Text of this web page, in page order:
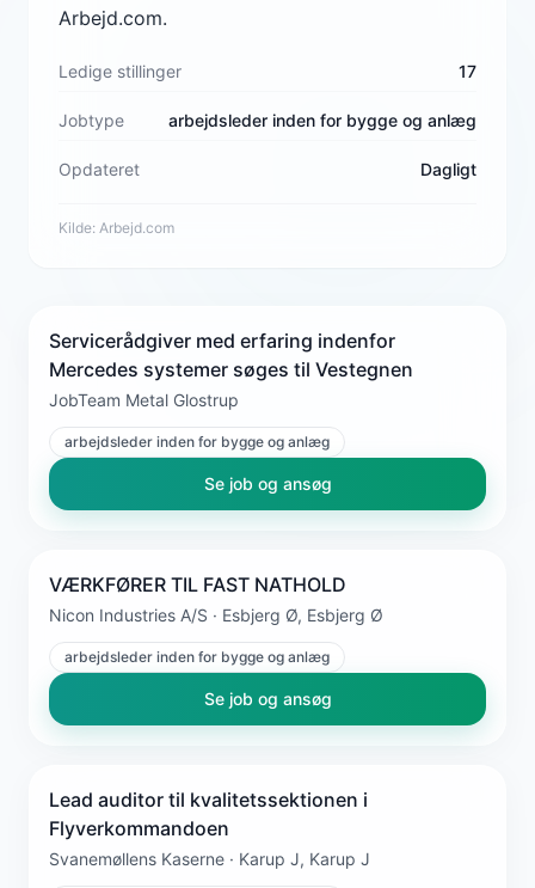
Arbejd.com.
Ledige stillinger 17
Jobtype arbejdsleder inden for bygge og anlæg
Opdateret Dagligt
Kilde: Arbejd.com
Servicerådgiver med erfaring indenfor
Mercedes systemer søges til Vestegnen
JobTeam Metal Glostrup
arbejdsleder inden for bygge og anlæg
Se job og ansøg
VÆRKFØRER TIL FAST NATHOLD
Nicon Industries A/S · Esbjerg Ø, Esbjerg Ø
arbejdsleder inden for bygge og anlæg
Se job og ansøg
Lead auditor til kvalitetssektionen i
Flyverkommandoen
Svanemøllens Kaserne · Karup J, Karup J